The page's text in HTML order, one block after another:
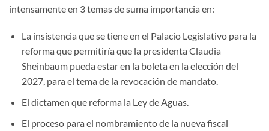
intensamente en 3 temas de suma importancia en:
La insistencia que se tiene en el Palacio Legislativo para la
reforma que permitiría que la presidenta Claudia
Sheinbaum pueda estar en la boleta en la elección del
2027, para el tema de la revocación de mandato.
El dictamen que reforma la Ley de Aguas.
El proceso para el nombramiento de la nueva fiscal